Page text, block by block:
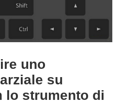
uno
su
lo strumento di